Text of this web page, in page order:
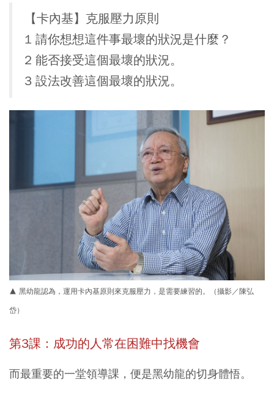
【卡內基】克服壓力原則
1 請你想想這件事最壞的狀況是什麼？
2 能否接受這個最壞的狀況。
3 設法改善這個最壞的狀況。
▲ 黑幼龍認為，運用卡內基原則來克服壓力，是需要練習的。（攝影／陳弘
岱）
第3課：成功的人常在困難中找機會
而最重要的一堂領導課，便是黑幼龍的切身體悟。